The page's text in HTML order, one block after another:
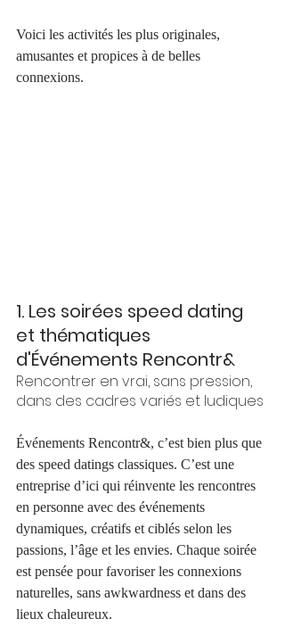
Voici les activités les plus originales,
amusantes et propices à de belles
connexions.
1. Les soirées speed dating
et thématiques
d'Événements Rencontr&
Rencontrer en vrai, sans pression,
dans des cadres variés et ludiques
Événements Rencontr&, c’est bien plus que
des speed datings classiques. C’est une
entreprise d’ici qui réinvente les rencontres
en personne avec des événements
dynamiques, créatifs et ciblés selon les
passions, l’âge et les envies. Chaque soirée
est pensée pour favoriser les connexions
naturelles, sans awkwardness et dans des
lieux chaleureux.